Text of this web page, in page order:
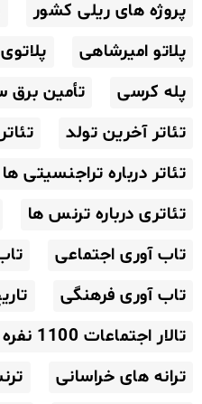
پروژه های ریلی کشور
پلاتو امیرشاهی
پله کرسی
تأمین برق
تئاتر آخرین تولد
تئاتر درباره تراجنسیتی ها
تئاتری درباره ترنس ها
تاب آوری اجتماعی
تاب آوری فرهنگی
تالار اجتماعات 1100 نفره
ترانه های خراسانی